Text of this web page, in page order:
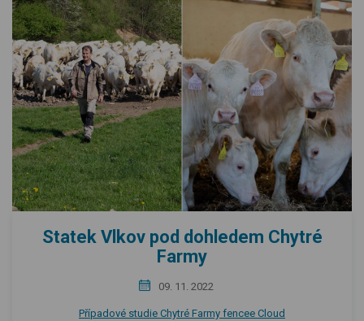
Statek Vlkov pod dohledem Chytré
Farmy
09. 11. 2022
Případové studie Chytré Farmy fencee Cloud